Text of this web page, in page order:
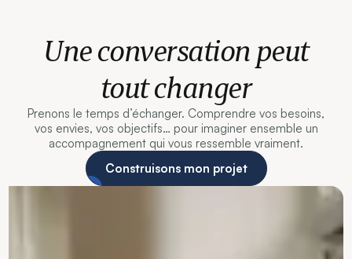
Une conversation peut
tout changer
Prenons le temps d’échanger. Comprendre vos besoins,
vos envies, vos objectifs… pour imaginer ensemble un
accompagnement qui vous ressemble vraiment.
Construisons mon projet